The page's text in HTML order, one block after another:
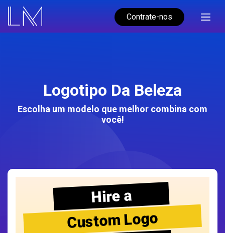
Contrate-nos
Logotipo Da Beleza
Escolha um modelo que melhor combina com
você!
Hire a
Custom Logo